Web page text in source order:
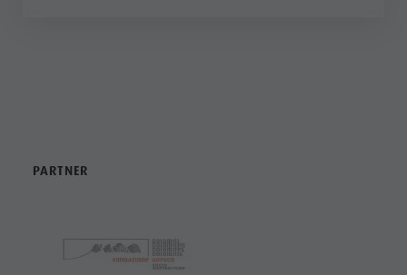
PARTNER